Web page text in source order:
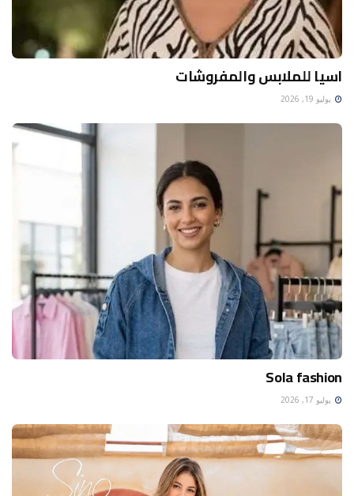
اسيا للملابس والمفروشات
يوليو 19, 2026
Sola fashion
يوليو 17, 2026